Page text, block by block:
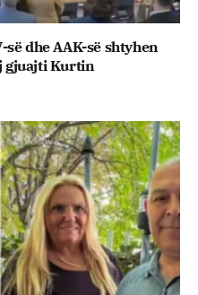
dhe AAK-së shtyhen
gjuajti Kurtin